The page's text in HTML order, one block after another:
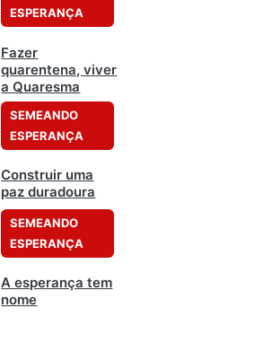
ESPERANÇA
Fazer
quarentena, viver
a Quaresma
SEMEANDO
ESPERANÇA
Construir uma
paz duradoura
SEMEANDO
ESPERANÇA
A esperança tem
nome